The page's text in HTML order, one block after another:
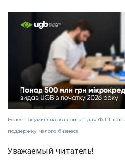
Более полумиллиарда гривен для ФЛП: как
поддержку малого бизнеса
Уважаемый читатель!